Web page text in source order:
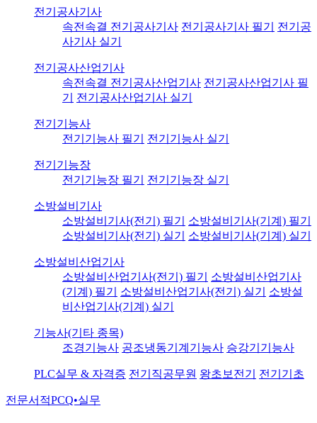
전기공사기사
속전속결 전기공사기사 전기공사기사 필기
전기공
사기사 실기
전기공사산업기사
속전속결 전기공사산업기사 전기공사산업기사 필
기
전기공사산업기사 실기
전기기능사
전기기능사 필기
전기기능사 실기
전기기능장
전기기능장 필기
전기기능장 실기
소방설비기사
소방설비기사(전기) 필기
소방설비기사(기계) 필기
소방설비기사(전기) 실기
소방설비기사(기계) 실기
소방설비산업기사
소방설비산업기사(전기) 필기
소방설비산업기사
(기계) 필기
소방설비산업기사(전기) 실기
소방설
비산업기사(기계) 실기
기능사(기타 종목)
조경기능사 공조냉동기계기능사 승강기기능사
PLC실무 & 자격증 전기직공무원 왕초보전기 전기기초
전문서적PCQ•실무